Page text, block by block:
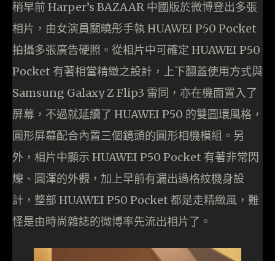
稍早前 Harper’s BAZAAR 中國版於微博登出多張
相片，由女演員關曉彤手執 HUAWEI P50 Pocket
拍攝多張廣告硬照。從相片中可確定 HUAWEI P50
Pocket 有著相當精緻之設計，上下翻蓋使用方式與
Samsung Galaxy Z Flip3 雷同，亦在機面置入了
屏幕，不過就延續了 HUAWEI P50 的雙圓環風格，
圓形屏幕配合內置三個鏡頭的圓形相機模組。另
外，相片中顯示 HUAWEI P50 Pocket 有著非常閃
爍、圓渾的外觀，加上早前有漏出過格紋機身設
計，整部 HUAWEI P50 Pocket 都是走精緻風，難
怪是由時尚雜誌的微博率先流出相片了。